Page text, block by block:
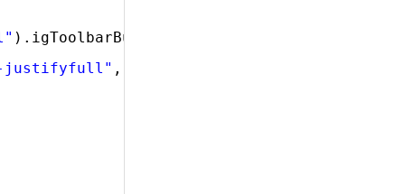
).igToolbarButton({
justifyfull" ,